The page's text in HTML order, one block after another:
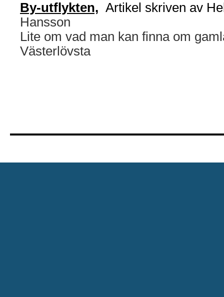
By-utflykten, Artikel skriven av
Hansson
Lite om vad man kan finna om
Västerlövsta